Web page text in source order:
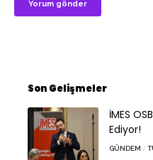
Son Gelişmeler
İMES
Ediyor!
GÜNDEM